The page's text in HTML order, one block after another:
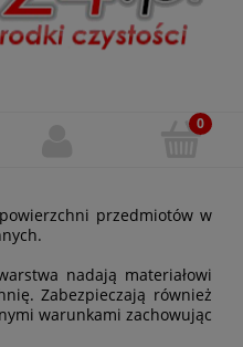
przedmiotów w
nadają materiałowi
Zabezpieczają również
warunkami zachowując